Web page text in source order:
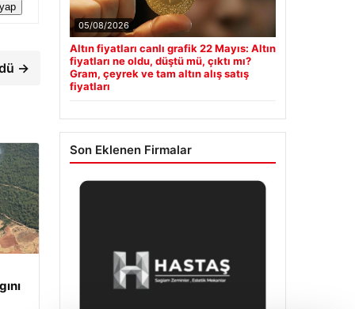
→
05/08/2026
Altın fiyatları canlı grafik 22 Mayıs: Altın
fiyatları ne oldu, düştü mü, çıktı mı?
Gram, çeyrek ve tam altın alış satış
fiyatları
Son Eklenen Firmalar